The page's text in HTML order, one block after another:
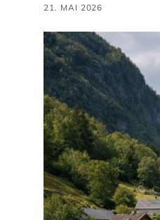
21. MAI 2026